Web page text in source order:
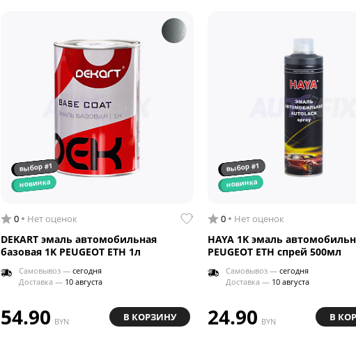
выбор #1
новинка
0 Нет оценок
DEKART эмаль автомобильная
базовая 1K PEUGEOT ETH 1л
Самовывоз — сегодня
Доставка — 10 августа
54.90 BYN В КОРЗИНУ
выбор #1
новинка
0 Нет оценок
HAYA 1K эмаль
PEUGEOT ETH спрей 500мл
Самовывоз — сегодня
Доставка — 10 августа
24.90 BYN В